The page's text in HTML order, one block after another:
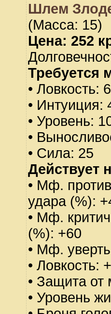
Шлем
(Масса: 15)
Цена: 252
Требуется
• Ловкость:
• Интуиция:
• Уровень:
•
• Сила: 25
Действует
• Мф.
удара (%):
• Мф.
(%): +60
• Мф.
• Ловкость:
• Защита от
• Уровень